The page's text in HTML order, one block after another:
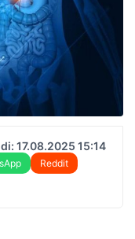
17.08.2025 15:14
Reddit